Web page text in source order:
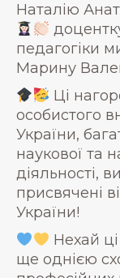
Наталію
педагогіки
Марину
Ці
особистого
України,
наукової та
діяльності,
присвячені
України!
Нехай
ще однією